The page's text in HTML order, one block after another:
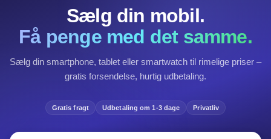
Sælg din mobil.
Få penge med det samme.
Sælg din smartphone, tablet eller smartwatch til rimelige priser –
gratis forsendelse, hurtig udbetaling.
Gratis fragt Udbetaling om 1-3 dage Privatliv